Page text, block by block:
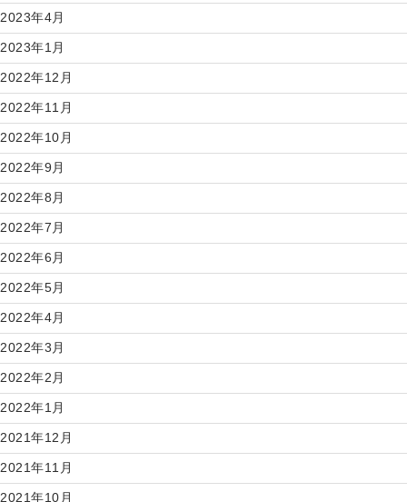
2023年4月
2023年1月
2022年12月
2022年11月
2022年10月
2022年9月
2022年8月
2022年7月
2022年6月
2022年5月
2022年4月
2022年3月
2022年2月
2022年1月
2021年12月
2021年11月
2021年10月